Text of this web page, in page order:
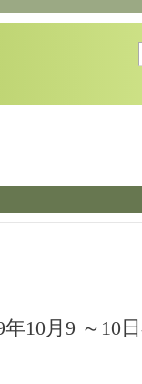
月9 ～10